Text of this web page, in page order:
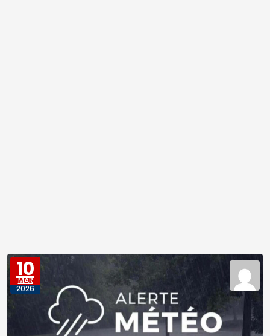
10
MAR
2026